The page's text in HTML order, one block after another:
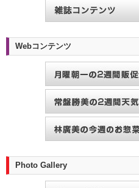
Webコンテンツ
Photo Gallery